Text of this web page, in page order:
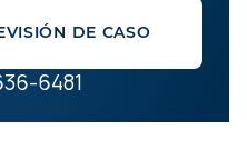
DE CASO
6481